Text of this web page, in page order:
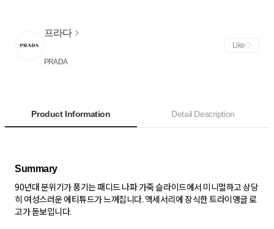
프라다
PRADA
Like
Product Information Detail Description
Summary
90년대 분위기가 풍기는 패디드 나파 가죽 슬라이드에서 미니멀하고 상당
히 여성스러운 에티튜드가 느껴집니다. 액세서리에 장식한 트라이앵글 로
고가 돋보입니다.